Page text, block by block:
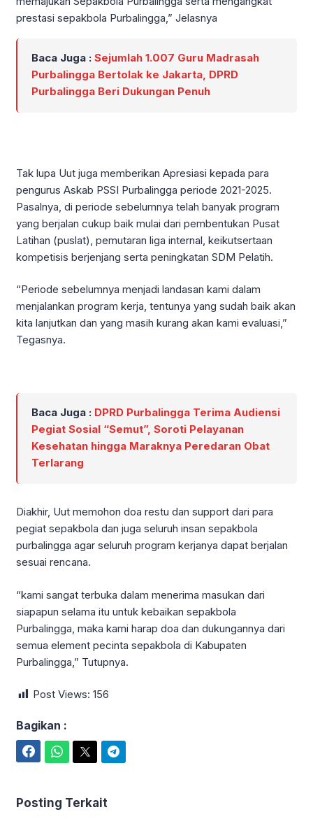
prestasi sepakbola Purbalingga,” Jelasnya
Baca Juga : Sejumlah 1.007 Guru Madrasah
Purbalingga Bertolak ke Jakarta, DPRD
Purbalingga Beri Dukungan Penuh
Tak lupa Uut juga memberikan Apresiasi kepada para
pengurus Askab PSSI Purbalingga periode 2021-2025.
Pasalnya, di periode sebelumnya telah banyak program
yang berjalan cukup baik mulai dari pembentukan Pusat
Latihan (puslat), pemutaran liga internal, keikutsertaan
kompetisis berjenjang serta peningkatan SDM Pelatih.
“Periode sebelumnya menjadi landasan kami dalam
menjalankan program kerja, tentunya yang sudah baik akan
kita lanjutkan dan yang masih kurang akan kami evaluasi,”
Tegasnya.
Baca Juga : DPRD Purbalingga Terima Audiensi
Pegiat Sosial “Semut”, Soroti Pelayanan
Kesehatan hingga Maraknya Peredaran Obat
Terlarang
Diakhir, Uut memohon doa restu dan support dari para
pegiat sepakbola dan juga seluruh insan sepakbola
purbalingga agar seluruh program kerjanya dapat berjalan
sesuai rencana.
“kami sangat terbuka dalam menerima masukan dari
siapapun selama itu untuk kebaikan sepakbola
Purbalingga, maka kami harap doa dan dukungannya dari
semua element pecinta sepakbola di Kabupaten
Purbalingga,” Tutupnya.
Post Views: 156
Bagikan :
Posting Terkait